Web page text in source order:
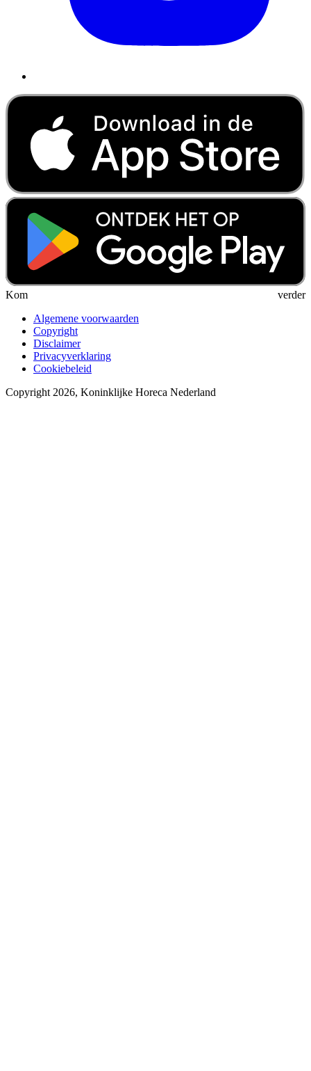
Kom verder
Algemene voorwaarden
Copyright
Disclaimer
Privacyverklaring
Cookiebeleid
Copyright 2026, Koninklijke Horeca Nederland